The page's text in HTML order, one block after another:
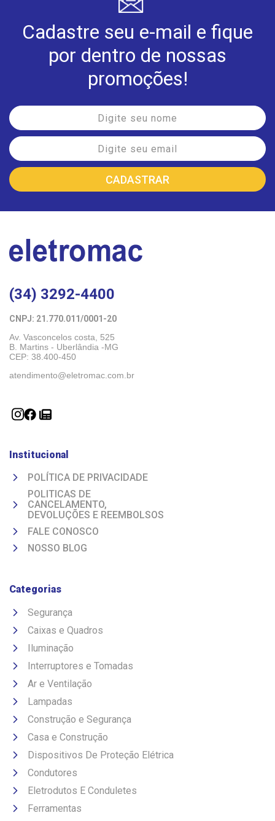
Cadastre seu e-mail e fique
por dentro de nossas
promoções!
(34) 3292-4400
CNPJ: 21.770.011/0001-20
Av. Vasconcelos costa, 525
B. Martins - Uberlândia -MG
CEP: 38.400-450
atendimento@eletromac.com.br
Institucional
POLÍTICA DE PRIVACIDADE
POLITICAS DE
CANCELAMENTO,
DEVOLUÇÕES E REEMBOLSOS
FALE CONOSCO
NOSSO BLOG
Categorias
Segurança
Caixas e Quadros
Iluminação
Interruptores e Tomadas
Ar e Ventilação
Lampadas
Construção e Segurança
Casa e Construção
Dispositivos De Proteção Elétrica
Condutores
Eletrodutos E Conduletes
Ferramentas